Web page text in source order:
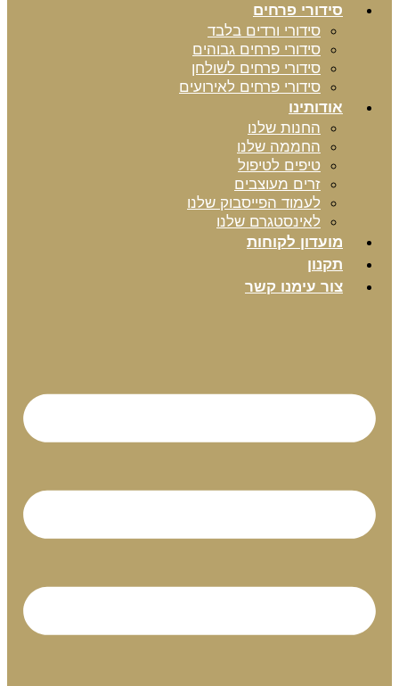
סידורי פרחים
סידורי ורדים בלבד
סידורי פרחים גבוהים
סידורי פרחים לשולחן
סידורי פרחים לאירועים
אודותינו
החנות שלנו
החממה שלנו
טיפים לטיפול
זרים מעוצבים
לעמוד הפייסבוק שלנו
לאינסטגרם שלנו
מועדון לקוחות
תקנון
צור עימנו קשר